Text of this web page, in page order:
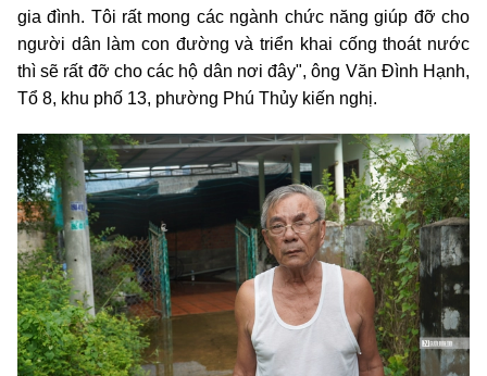
gia đình. Tôi rất mong các ngành chức năng giúp đỡ cho
người dân làm con đường và triển khai cống thoát nước
thì sẽ rất đỡ cho các hộ dân nơi đây", ông Văn Đình Hạnh,
Tổ 8, khu phố 13, phường Phú Thủy kiến nghị.